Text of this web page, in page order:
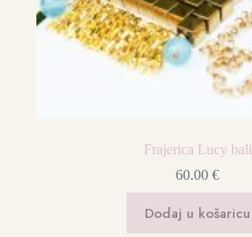
Frajerica Lucy bali
60.00€
Dodaj u košaricu